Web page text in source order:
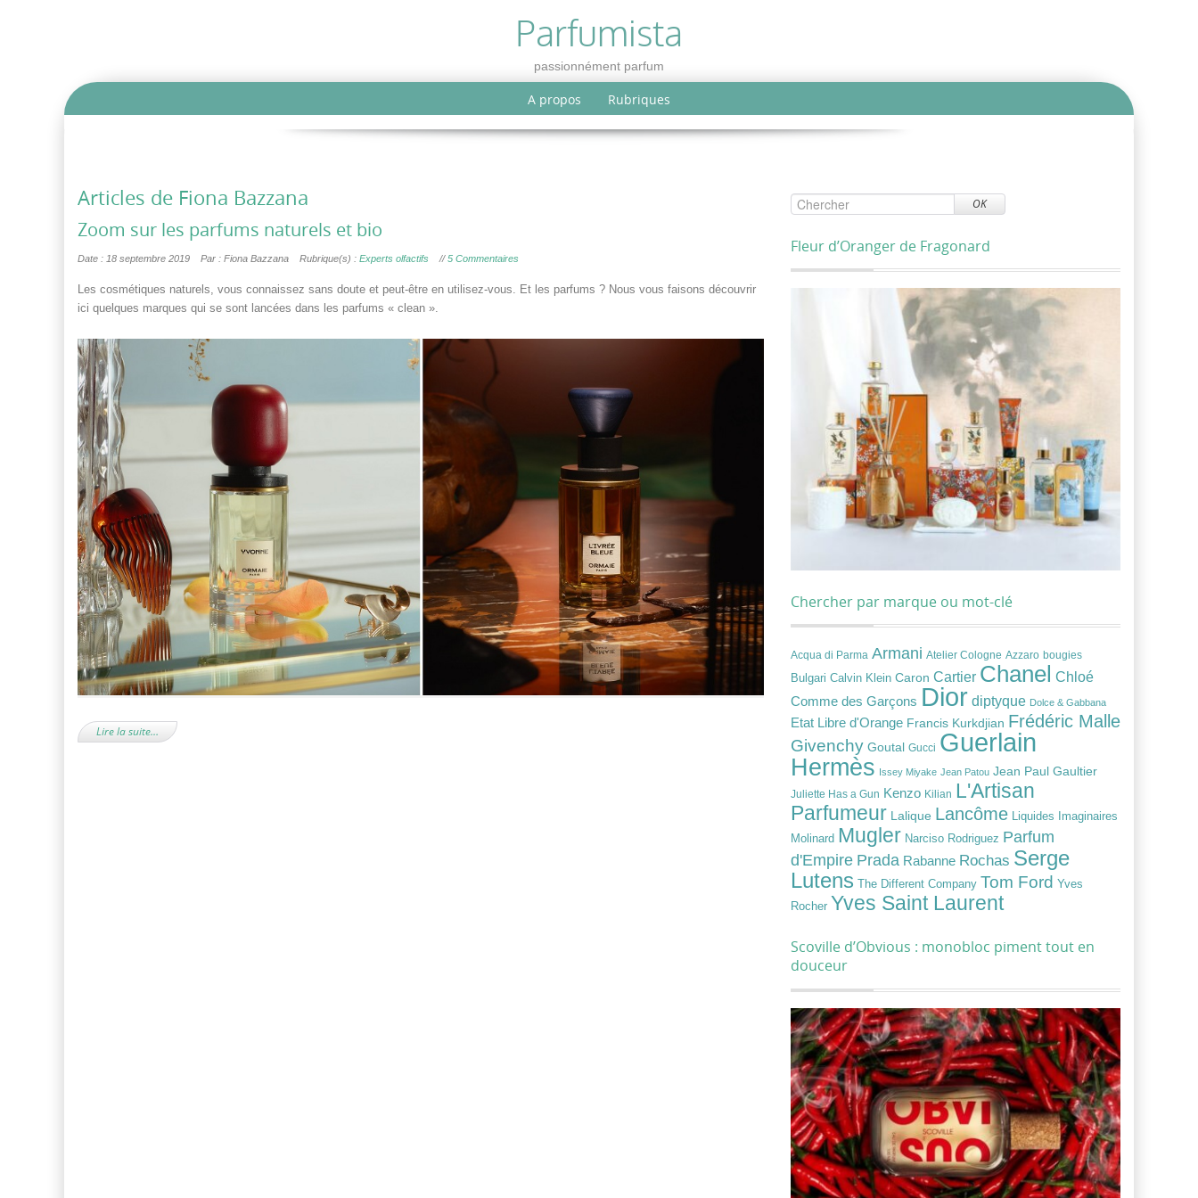
Parfumista
passionnément parfum
A propos Rubriques
Articles de Fiona Bazzana
Zoom sur les parfums naturels et bio
Date : 18 septembre 2019 Par : Fiona Bazzana Rubrique(s) : Experts olfactifs //5 Commentaires
Les cosmétiques naturels, vous connaissez sans doute et peut-être en utilisez-vous. Et les parfums ? Nous vous faisons découvrir
ici quelques marques qui se sont lancées dans les parfums « clean ».
Lire la suite…
OK
Fleur d’Oranger de Fragonard
Chercher par marque ou mot-clé
Acqua di Parma Armani Atelier Cologne Azzaro bougies
Bulgari Calvin Klein Caron Cartier Chanel Chloé
Comme des Garçons Dior diptyque Dolce & Gabbana
Etat Libre d'Orange Francis Kurkdjian Frédéric Malle
Givenchy Goutal Gucci Guerlain
Hermès Issey Miyake Jean Patou Jean Paul Gaultier
Juliette Has a Gun Kenzo Kilian L'Artisan
Parfumeur Lalique Lancôme Liquides Imaginaires
Molinard Mugler Narciso Rodriguez Parfum
d'Empire Prada Rabanne Rochas Serge
Lutens
The Different Company Tom Ford Yves
Rocher Yves Saint Laurent
Scoville d’Obvious : monobloc piment tout en
douceur